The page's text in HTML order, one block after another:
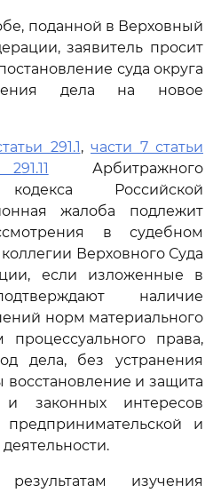
поданной в Верховный
заявитель просит
суда округа
дела на новое
291.1, части 7 статьи
Арбитражного
кодекса Российской
жалоба подлежит
в судебном
Верховного Суда
если изложенные в
наличие
норм материального
права,
дела, без устранения
и защита
законных интересов
и
изучения